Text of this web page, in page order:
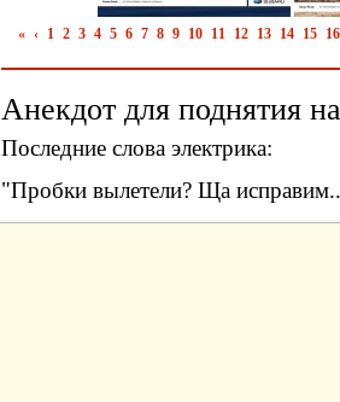
« ‹ 1 2 3 4 5 6 7 8 9 10 11 12 13 14 15 16
Анекдот для поднятия
Последние слова электрика:
"Пробки вылетели? Ща